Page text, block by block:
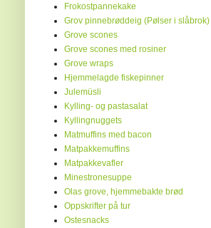
Frokostpannekake
Grov pinnebrøddeig (Pølser i slåbrok)
Grove scones
Grove scones med rosiner
Grove wraps
Hjemmelagde fiskepinner
Julemüsli
Kylling- og pastasalat
Kyllingnuggets
Matmuffins med bacon
Matpakkemuffins
Matpakkevafler
Minestronesuppe
Olas grove, hjemmebakte brød
Oppskrifter på tur
Ostesnacks